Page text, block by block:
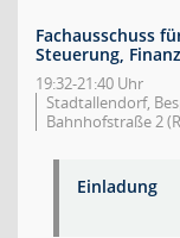
Fachausschuss
Steuerung,
19:32-21:40 Uhr
Stadtallendorf,
Bahnhofstraße 2
Einladung